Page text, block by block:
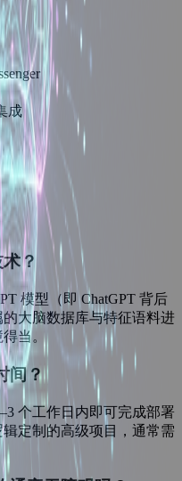
成
？
模型（即 ChatGPT 背后
大脑数据库与特征语料进
当。
间？
个工作日内即可完成部署
定制的高级项目，通常需